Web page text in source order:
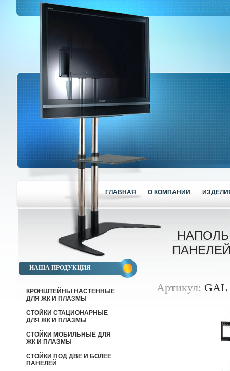
ГЛАВНАЯ О КОМПАНИИ
НАША ПРОДУКЦИЯ
КРОНШТЕЙНЫ НАСТЕННЫЕ
ДЛЯ ЖК И ПЛАЗМЫ
СТОЙКИ СТАЦИОНАРНЫЕ
ДЛЯ ЖК И ПЛАЗМЫ
СТОЙКИ МОБИЛЬНЫЕ ДЛЯ
ЖК И ПЛАЗМЫ
СТОЙКИ ПОД ДВЕ И БОЛЕЕ
ПАНЕЛЕЙ
ПАНЕЛЕЙ
Артикул: GAL